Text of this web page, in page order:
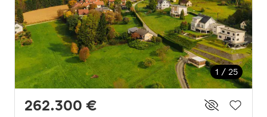
1 / 25
262.300 €